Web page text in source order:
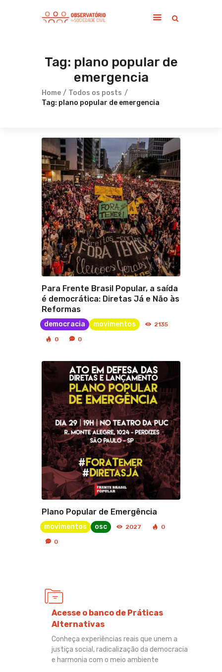
Tag: plano popular de
emergencia
Home
Todos os posts
Tag: plano popular de emergencia
Home
Notícias
Publicações
Para Frente Brasil Popular, a saída
é democrática: Diretas Já e Não às
Reformas
democracia movimentos 2135
0 0
Plano Popular de Emergência
movimentos osc 2027 0
0
Acesse o banco de Práticas
Alternativas
Conheça experiências reais que unem a
justiça social, radicalização da democracia
e harmonia com o meio ambiente